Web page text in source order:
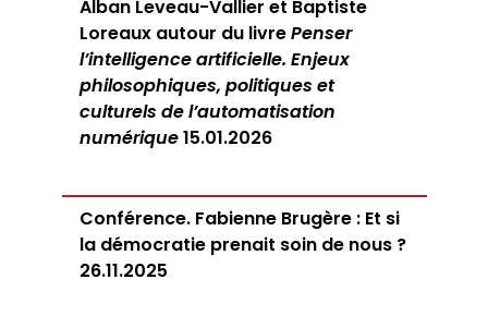
Alban Leveau-Vallier et Baptiste
Loreaux autour du livrePenser
l’intelligence artificielle. Enjeux
philosophiques, politiques et
culturels de l’automatisation
numérique15.01.2026
Conférence. Fabienne Brugère : Et si
la démocratie prenait soin de nous ?
26.11.2025